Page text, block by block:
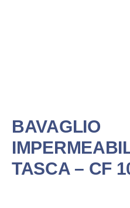
BAVAGLIO
TASCA – CF